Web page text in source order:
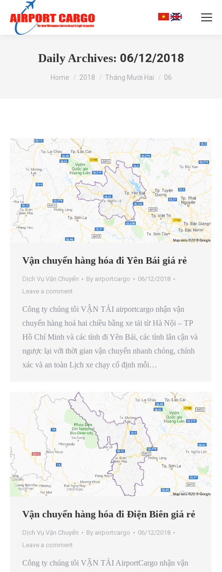
Search:
Daily Archives: 06/12/2018
You are here:
Home 2018 Tháng Mười Hai 06
Vận chuyển hàng hóa đi Yên Bái giá rẻ
Dịch Vụ Vận Chuyển By airportcargo
06/12/2018
Leave a comment
Công ty chúng tôi VẬN TẢI airportcargo nhận vận
chuyển hàng hoá hai chiều bằng xe tải từ Hà Nội – TP
Hồ Chí Minh và các tỉnh đi Yên Bái, các tỉnh lân cận và
ngược lại với thời gian vận chuyển nhanh chóng, chính
xác và an toàn Lịch xe chạy cố định mỗi…
Vận chuyển hàng hóa đi Điện Biên giá rẻ
Dịch Vụ Vận Chuyển By airportcargo
06/12/2018
Leave a comment
Công ty chúng tôi VẬN TẢI AirportCargo nhận vận